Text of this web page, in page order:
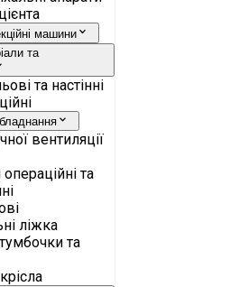
машини
та
та настінні
вентиляції
та
ліжка
та